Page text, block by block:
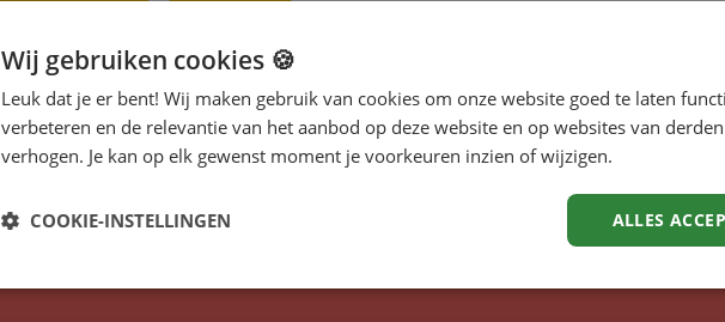
Wij gebruiken cookies 🍪
Leuk dat je er bent! Wij maken gebruik van cookies om onze website goed te laten
verbeteren en de relevantie van het aanbod op deze website en op websites van
verhogen. Je kan op elk gewenst moment je voorkeuren inzien of wijzigen.
ALLES
COOKIE-INSTELLINGEN